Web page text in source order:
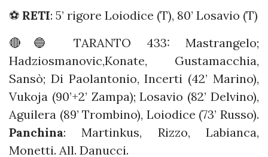
⚽️ RETI: 5’ rigore Loiodice (T), 80’ Losavio (T)
🔴🔵 TARANTO 433: Mastrangelo;
Hadziosmanovic,Konate, Gustamacchia,
Sansò; Di Paolantonio, Incerti (42’ Marino),
Vukoja (90’+2’ Zampa); Losavio (82’ Delvino),
Aguilera (89’ Trombino), Loiodice (73’ Russo).
Panchina: Martinkus, Rizzo, Labianca,
Monetti. All. Danucci.